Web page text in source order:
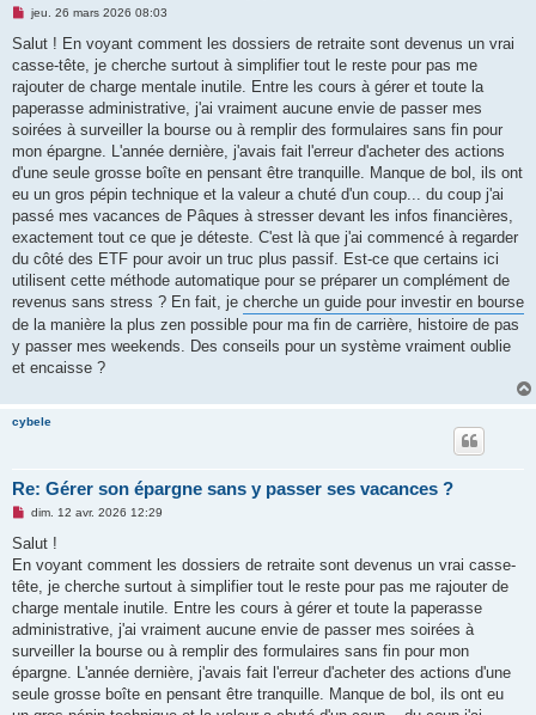
M
s
a
g
e
n
o
l
u
jeu. 26 mars 2026 08:03
Salut ! En voyant comment les dossiers de retraite sont devenus un vrai
casse-tête, je cherche surtout à simplifier tout le reste pour pas me
rajouter de charge mentale inutile. Entre les cours à gérer et toute la
paperasse administrative, j'ai vraiment aucune envie de passer mes
soirées à surveiller la bourse ou à remplir des formulaires sans fin pour
mon épargne. L'année dernière, j'avais fait l'erreur d'acheter des actions
d'une seule grosse boîte en pensant être tranquille. Manque de bol, ils ont
eu un gros pépin technique et la valeur a chuté d'un coup... du coup j'ai
passé mes vacances de Pâques à stresser devant les infos financières,
exactement tout ce que je déteste. C'est là que j'ai commencé à regarder
du côté des ETF pour avoir un truc plus passif. Est-ce que certains ici
utilisent cette méthode automatique pour se préparer un complément de
revenus sans stress ? En fait, je cherche un guide pour investir en bourse
de la manière la plus zen possible pour ma fin de carrière, histoire de pas
y passer mes weekends. Des conseils pour un système vraiment oublie
et encaisse ?
cybele
Re: Gérer son épargne sans y passer ses vacances ?
M
s
a
g
n
o
l
u
dim. 12 avr. 2026 12:29
Salut !
En voyant comment les dossiers de retraite sont devenus un vrai casse-
tête, je cherche surtout à simplifier tout le reste pour pas me rajouter de
charge mentale inutile. Entre les cours à gérer et toute la paperasse
administrative, j'ai vraiment aucune envie de passer mes soirées à
surveiller la bourse ou à remplir des formulaires sans fin pour mon
épargne. L'année dernière, j'avais fait l'erreur d'acheter des actions d'une
seule grosse boîte en pensant être tranquille. Manque de bol, ils ont eu